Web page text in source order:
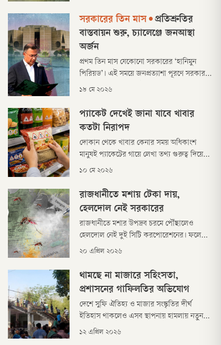
ম্যানগ্রোভ সুন্দরবন এখন বিপন্ন। ইকোসিস্টেমও
ঝুঁকিতে।
সরকারের তিন মাস •প্রতিশ্রুতির
বাস্তবায়ন শুরু, চ্যালেঞ্জে জনআস্থা
অর্জন
প্রথম তিন মাস যেকোনো সরকারের ‘হানিমুন
পিরিয়ড’। এই সময়ে জনপ্রত্যাশা পূরণে সরকার
দৃশ্যমান কিছু করার চেষ্টা করে। ত্রয়োদশ সংসদ
প্রথম তিন মাসে নির্বাচনী প্রতিশ্রুতি বাস্তবায়নে
নানা পদক্ষেপ নিয়েছে।
১৮ মে ২০২৬
প্যাকেট দেখেই জানা যাবে খাবার
কতটা নিরাপদ
দোকান থেকে খাবার কেনার সময় অধিকাংশ
মানুষই প্যাকেটের গায়ে লেখা তথ্য গুরুত্ব দিয়ে
দেখেন না। ফলে খাবারে অতিরিক্ত চিনি, লবণ বা
যায়।
১০ মে ২০২৬
রাজধানীতে মশায় টেকা দায়,
হেলদোল নেই সরকারের
রাজধানীতে মশার উপদ্রব চরমে পৌঁছালেও
হেলদোল নেই দুই সিটি করপোরেশনের। ফলে
ডেঙ্গুসহ মশাবাহিত নানা রোগে আক্রান্ত হচ্ছেন
২০ এপ্রিল ২০২৬
থামছে না মাজারে সহিংসতা,
প্রশাসনের গাফিলতির অভিযোগ
দেশে সুফি ঐতিহ্য ও মাজার সংস্কৃতির দীর্ঘ
ইতিহাস থাকলেও এসব স্থাপনায় হামলায় নতুন
করে উদ্বেগ তৈরি হয়েছে। একটি গবেষণা প্রতিষ্ঠান
১২ এপ্রিল ২০২৬